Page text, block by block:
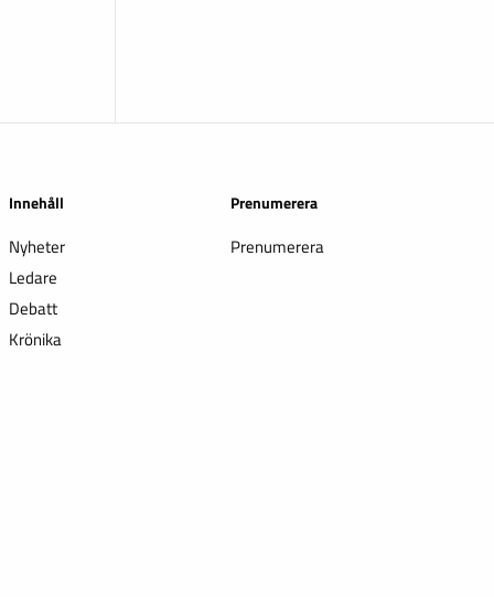
Innehåll
Nyheter
Ledare
Debatt
Krönika
Prenumerera
Prenumerera